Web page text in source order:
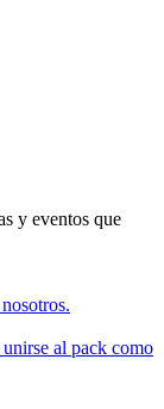
y eventos que
al pack como